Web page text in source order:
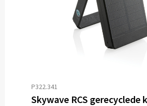
P322.341